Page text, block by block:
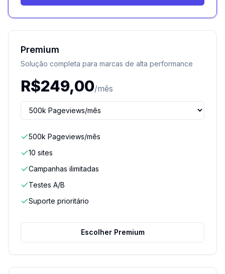
Premium
Solução completa para marcas de alta performance
R$249,00/mês
500k Pageviews/mês
10 sites
Campanhas ilimitadas
Testes A/B
Suporte prioritário
Escolher Premium